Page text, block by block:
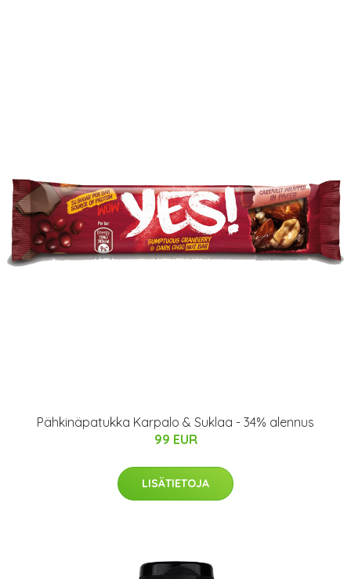
Pähkinäpatukka Karpalo & Suklaa - 34% alennus
99 EUR
LISÄTIETOJA